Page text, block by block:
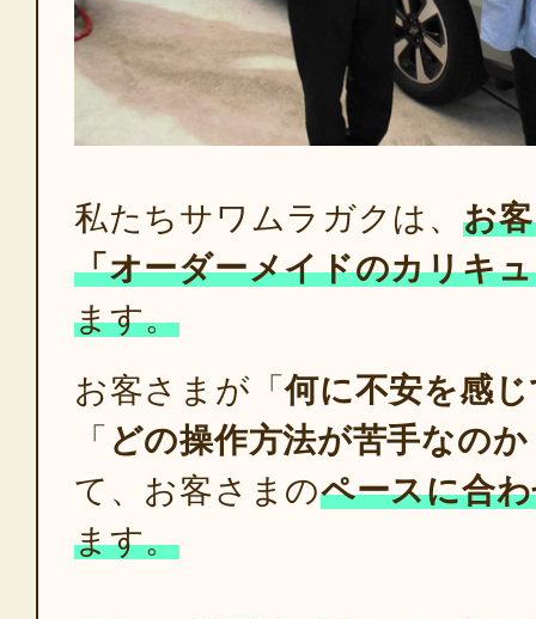
私たちサワムラガクは、 お
「オーダーメイドのカリキ
ます。
お客さまが「何に不安を感
「 どの操作方法が苦手なのか
て、お客さまのペースに合
ます。